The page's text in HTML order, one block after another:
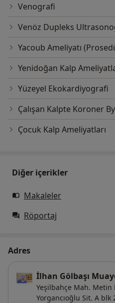
Venografi
Venöz Dupleks
Yacoub Ameliyatı
Yenidoğan Kalp
Yüzeyel Ekokardiyografi
Çalışan Kalpte Koroner
Çocuk Kalp Ameliyatları
Diğer içerikler
Makaleler
Röportaj
Adres
İlhan Gölbaşı
Yeşilbahçe Mah. Metin
Yorgancıoğlu Sit. A blk